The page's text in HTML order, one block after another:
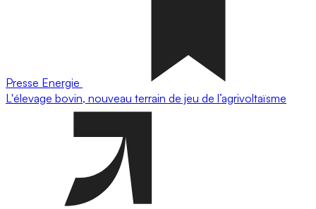
Presse Energie
L'élevage bovin, nouveau terrain de jeu de l’agrivoltaïsme